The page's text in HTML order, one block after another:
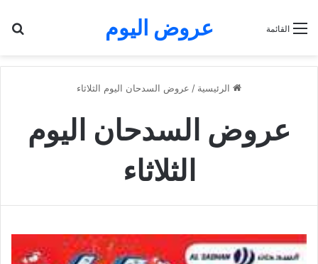
عروض اليوم القائمة
الرئيسية / عروض السدحان اليوم الثلاثاء
عروض السدحان اليوم
الثلاثاء